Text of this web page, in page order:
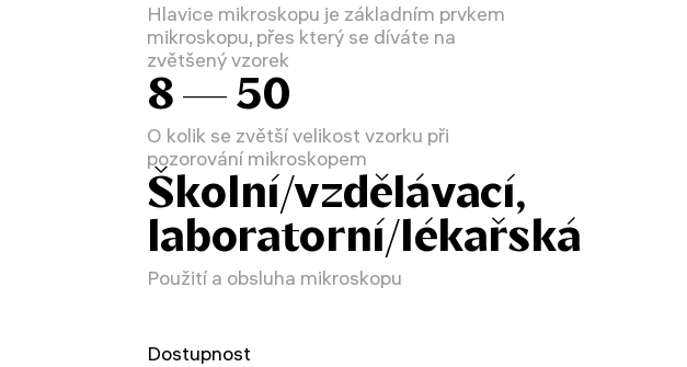
Hlavice mikroskopu je základním prvkem
mikroskopu, přes který se díváte na
zvětšený vzorek
8 — 50
O kolik se zvětší velikost vzorku při
pozorování mikroskopem
Školní/vzdělávací,
laboratorní/lékařská
Použití a obsluha mikroskopu
Dostupnost